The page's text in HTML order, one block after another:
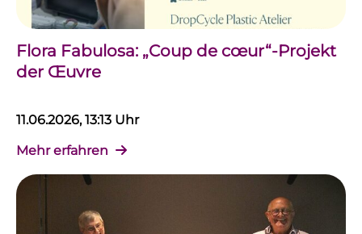
Flora Fabulosa: „Coup de cœur“-Projekt
der Œuvre
11.06.2026, 13:13 Uhr
Mehr erfahren